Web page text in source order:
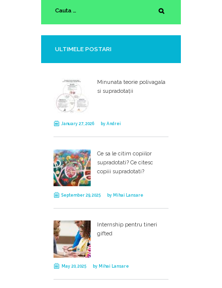
ULTIMELE POSTARI
Minunata teorie polivagala
si supradotații
January 27, 2026 byAndrei
Ce sa le citim copiilor
supradotati? Ce citesc
copiii supradotati?
September 29, 2025 by Mihai Lansare
Internship pentru tineri
gifted
May 20, 2025 by Mihai Lansare